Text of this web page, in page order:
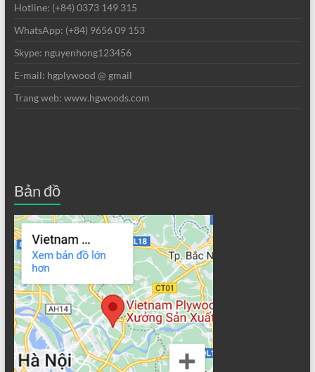
Hotline: (+84) 0373 149 315
WhatsApp: (+84) 9656 09 153
Skype: nguyenhong123456
E-mail: hgplywood @ gmail
Trang web: www.hgwoods.com
Bản đồ